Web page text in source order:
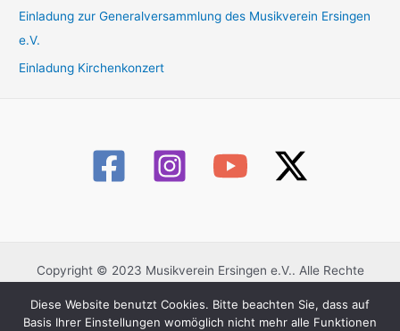
Einladung zur Generalversammlung des Musikverein Ersingen
e.V.
Einladung Kirchenkonzert
Copyright © 2023 Musikverein Ersingen e.V.. Alle Rechte
Datenschutzerklärung
Diese Website benutzt Cookies. Bitte beachten Sie, dass auf
Basis Ihrer Einstellungen womöglich nicht mehr alle Funktionen